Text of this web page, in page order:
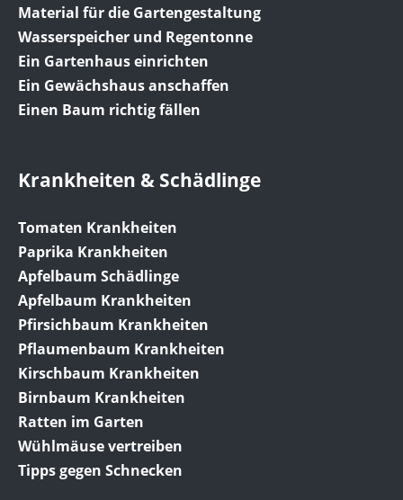
Material für die Gartengestaltung
Wasserspeicher und Regentonne
Ein Gartenhaus einrichten
Ein Gewächshaus anschaffen
Einen Baum richtig fällen
Krankheiten & Schädlinge
Tomaten Krankheiten
Paprika Krankheiten
Apfelbaum Schädlinge
Apfelbaum Krankheiten
Pfirsichbaum Krankheiten
Pflaumenbaum Krankheiten
Kirschbaum Krankheiten
Birnbaum Krankheiten
Ratten im Garten
Wühlmäuse vertreiben
Tipps gegen Schnecken